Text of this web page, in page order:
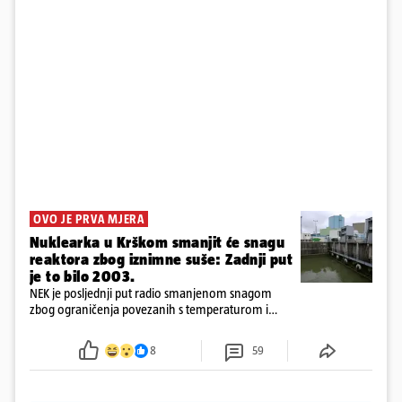
OVO JE PRVA MJERA
Nuklearka u Krškom smanjit će snagu
reaktora zbog iznimne suše: Zadnji put
je to bilo 2003.
NEK je posljednji put radio smanjenom snagom
zbog ograničenja povezanih s temperaturom i
smanjenje snage bilo potrebno više od 90 dana.
8 59